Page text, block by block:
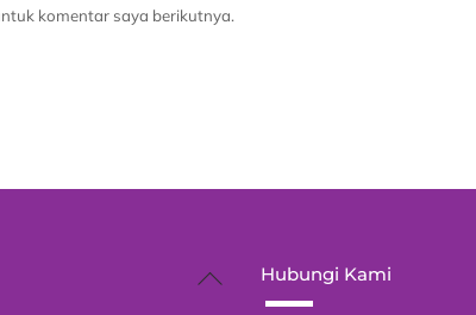
komentar saya berikutnya.
Back
Hubungi Kami